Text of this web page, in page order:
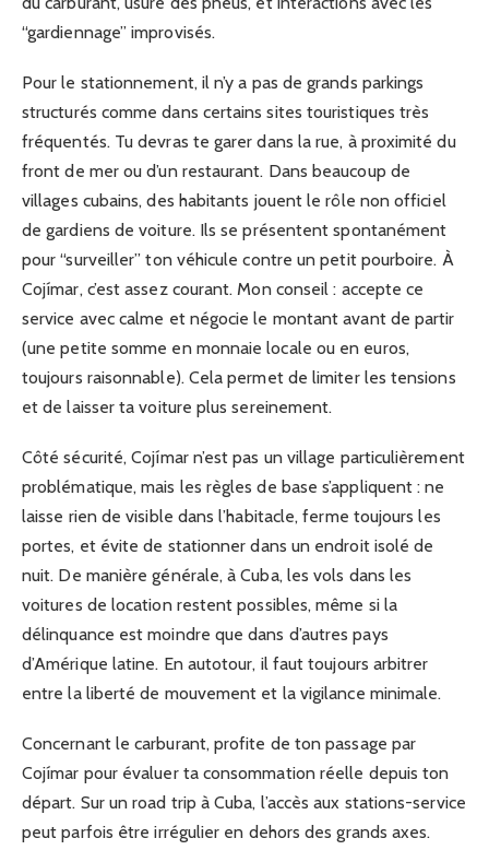
“gardiennage” improvisés.
Pour le stationnement, il n’y a pas de grands parkings
structurés comme dans certains sites touristiques très
fréquentés. Tu devras te garer dans la rue, à proximité du
front de mer ou d’un restaurant. Dans beaucoup de
villages cubains, des habitants jouent le rôle non officiel
de gardiens de voiture. Ils se présentent spontanément
pour “surveiller” ton véhicule contre un petit pourboire. À
Cojímar, c’est assez courant. Mon conseil : accepte ce
service avec calme et négocie le montant avant de partir
(une petite somme en monnaie locale ou en euros,
toujours raisonnable). Cela permet de limiter les tensions
et de laisser ta voiture plus sereinement.
Côté sécurité, Cojímar n’est pas un village particulièrement
problématique, mais les règles de base s’appliquent : ne
laisse rien de visible dans l’habitacle, ferme toujours les
portes, et évite de stationner dans un endroit isolé de
nuit. De manière générale, à Cuba, les vols dans les
voitures de location restent possibles, même si la
délinquance est moindre que dans d’autres pays
d’Amérique latine. En autotour, il faut toujours arbitrer
entre la liberté de mouvement et la vigilance minimale.
Concernant le carburant, profite de ton passage par
Cojímar pour évaluer ta consommation réelle depuis ton
départ. Sur un road trip à Cuba, l’accès aux stations-service
peut parfois être irrégulier en dehors des grands axes.